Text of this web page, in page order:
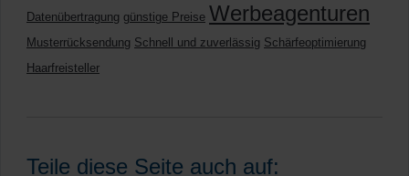
Datenübertragung günstige Preise Werbeagenturen
Musterrücksendung Schnell und zuverlässig Schärfeoptimierung
Haarfreisteller
Teile diese Seite auch auf: